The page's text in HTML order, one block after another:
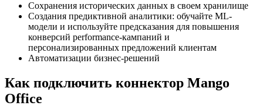
Сохранения исторических данных в своем хранилище
Создания предиктивной аналитики: обучайте ML-
модели и используйте предсказания для повышения
конверсий performance-кампаний и
персонализированных предложений клиентам
Автоматизации бизнес-решений
Как подключить коннектор Mango
Office